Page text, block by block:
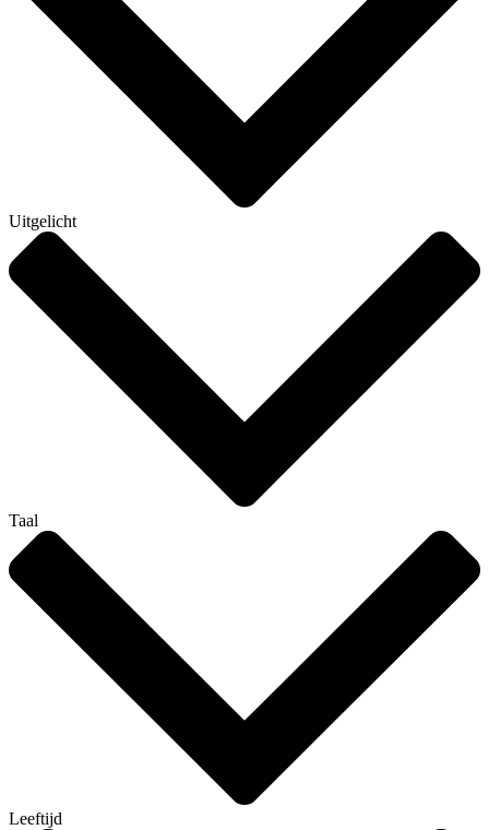
Uitgelicht
Taal
Leeftijd